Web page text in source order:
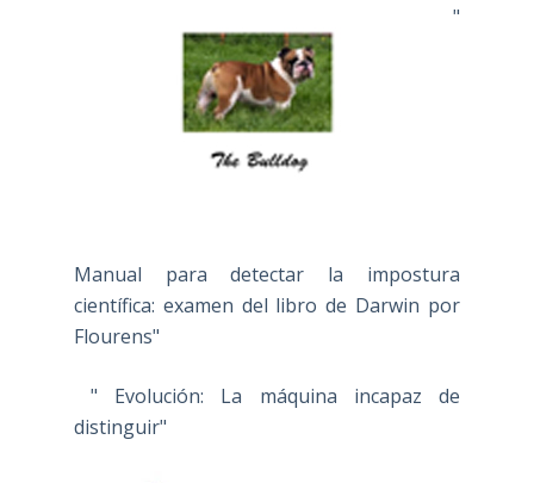
"
Manual para detectar la impostura
científica: examen del libro de Darwin por
Flourens"
" Evolución: La máquina incapaz de
distinguir"